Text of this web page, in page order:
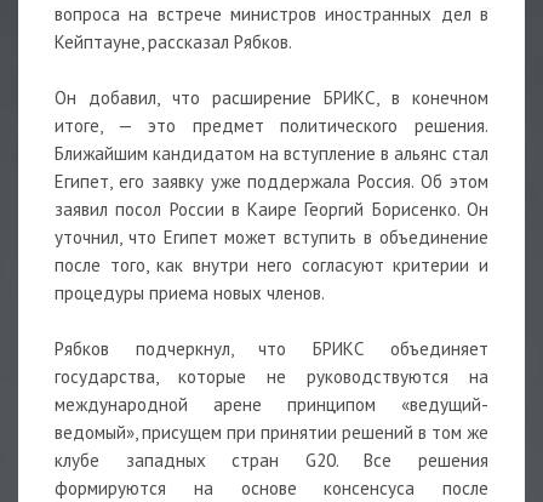
вопроса на встрече министров иностранных дел в
Кейптауне, рассказал Рябков.
Он добавил, что расширение БРИКС, в конечном
итоге, — это предмет политического решения.
Ближайшим кандидатом на вступление в альянс стал
Египет, его заявку уже поддержала Россия. Об этом
заявил посол России в Каире Георгий Борисенко. Он
уточнил, что Египет может вступить в объединение
после того, как внутри него согласуют критерии и
процедуры приема новых членов.
Рябков подчеркнул, что БРИКС объединяет
государства, которые не руководствуются на
международной арене принципом «ведущий-
ведомый», присущем при принятии решений в том же
клубе западных стран G20. Все решения
формируются на основе консенсуса после